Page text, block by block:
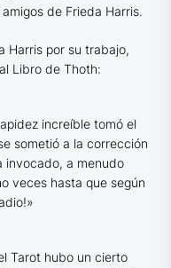
de Frieda Harris.
Harris por su trabajo,
Libro de Thoth:
increíble tomó el
sometió a la corrección
invocado, a menudo
veces hasta que según
Tarot hubo un cierto